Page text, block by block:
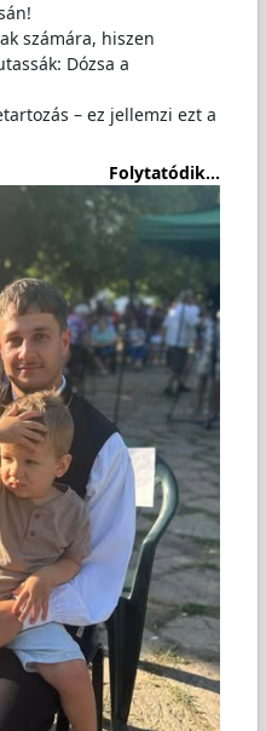
számára, hiszen
Dózsa a
– ez jellemzi ezt a
Folytatódik...